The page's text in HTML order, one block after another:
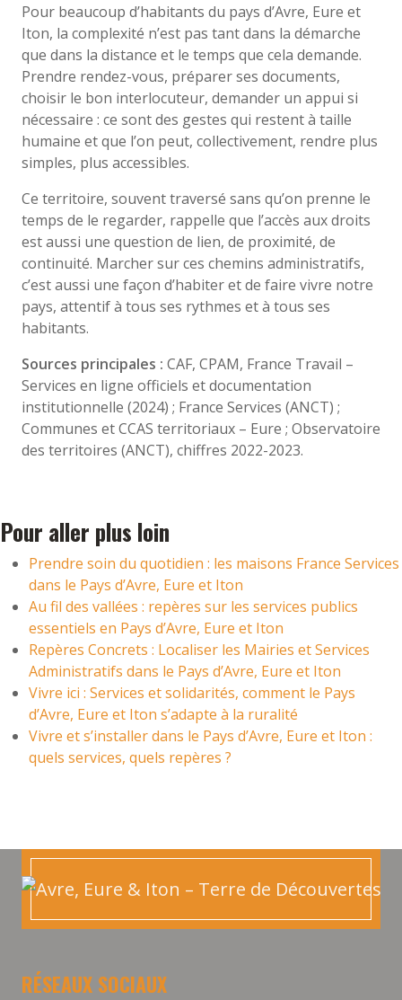
Pour beaucoup d’habitants du pays d’Avre, Eure et
Iton, la complexité n’est pas tant dans la démarche
que dans la distance et le temps que cela demande.
Prendre rendez-vous, préparer ses documents,
choisir le bon interlocuteur, demander un appui si
nécessaire : ce sont des gestes qui restent à taille
humaine et que l’on peut, collectivement, rendre plus
simples, plus accessibles.
Ce territoire, souvent traversé sans qu’on prenne le
temps de le regarder, rappelle que l’accès aux droits
est aussi une question de lien, de proximité, de
continuité. Marcher sur ces chemins administratifs,
c’est aussi une façon d’habiter et de faire vivre notre
pays, attentif à tous ses rythmes et à tous ses
habitants.
Sources principales : CAF, CPAM, France Travail –
Services en ligne officiels et documentation
institutionnelle (2024) ; France Services (ANCT) ;
Communes et CCAS territoriaux – Eure ; Observatoire
des territoires (ANCT), chiffres 2022-2023.
Pour aller plus loin
Prendre soin du quotidien : les maisons France Services
dans le Pays d’Avre, Eure et Iton
Au fil des vallées : repères sur les services publics
essentiels en Pays d’Avre, Eure et Iton
Repères Concrets : Localiser les Mairies et Services
Administratifs dans le Pays d’Avre, Eure et Iton
Vivre ici : Services et solidarités, comment le Pays
d’Avre, Eure et Iton s’adapte à la ruralité
Vivre et s’installer dans le Pays d’Avre, Eure et Iton :
quels services, quels repères ?
RÉSEAUX SOCIAUX